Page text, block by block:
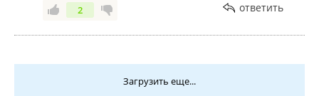
2 ответить
Загрузить еще...